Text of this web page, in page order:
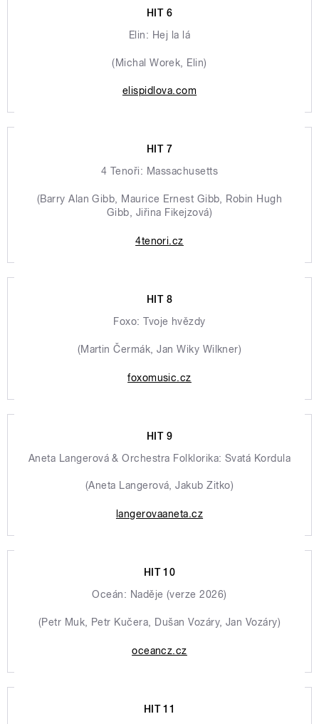
HIT 6
Elin: Hej la lá
(Michal Worek, Elin)
elispidlova.com
HIT 7
4 Tenoři: Massachusetts
(Barry Alan Gibb, Maurice Ernest Gibb, Robin Hugh
Gibb, Jiřina Fikejzová)
4tenori.cz
HIT 8
Foxo: Tvoje hvězdy
(Martin Čermák, Jan Wiky Wilkner)
foxomusic.cz
HIT 9
Aneta Langerová & Orchestra Folklorika: Svatá Kordula
(Aneta Langerová, Jakub Zitko)
langerovaaneta.cz
HIT 10
Oceán: Naděje (verze 2026)
(Petr Muk, Petr Kučera, Dušan Vozáry, Jan Vozáry)
oceancz.cz
HIT 11